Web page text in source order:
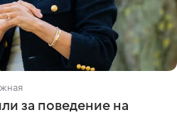
за поведение на